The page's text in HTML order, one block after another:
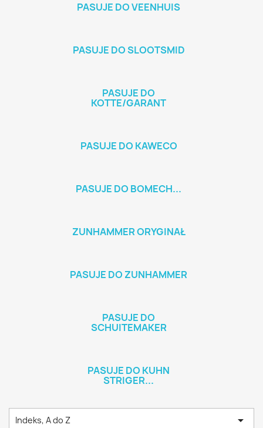
PASUJE DO VEENHUIS
PASUJE DO SLOOTSMID
PASUJE DO
KOTTE/GARANT
PASUJE DO KAWECO
PASUJE DO BOMECH...
ZUNHAMMER ORYGINAŁ
PASUJE DO ZUNHAMMER
PASUJE DO
SCHUITEMAKER
PASUJE DO KUHN
STRIGER...
Indeks, A do Z 